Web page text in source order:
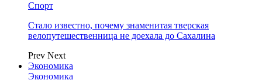
Спорт
Стало известно, почему знаменитая тверская
велопутешественница не доехала до Сахалина
Prev Next
Экономика
Экономика